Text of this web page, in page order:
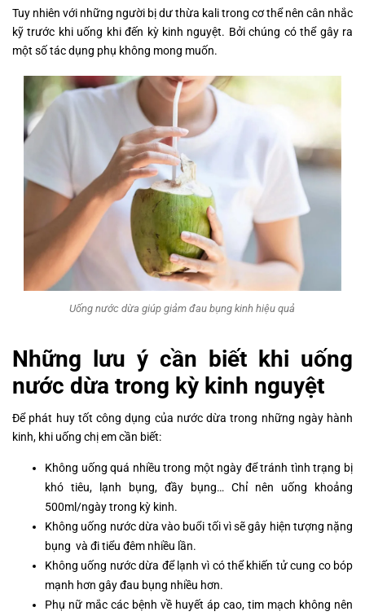
Tuy nhiên với những người bị dư thừa kali trong cơ thể nên cân nhắc
kỹ trước khi uống khi đến kỳ kinh nguyệt. Bởi chúng có thể gây ra
một số tác dụng phụ không mong muốn.
Uống nước dừa giúp giảm đau bụng kinh hiệu quả
Những lưu ý cần biết khi uống
nước dừa trong kỳ kinh nguyệt
Để phát huy tốt công dụng của nước dừa trong những ngày hành
kinh, khi uống chị em cần biết:
Không uống quá nhiều trong một ngày để tránh tình trạng bị
khó tiêu, lạnh bụng, đầy bụng… Chỉ nên uống khoảng
500ml/ngày trong kỳ kinh.
Không uống nước dừa vào buổi tối vì sẽ gây hiện tượng nặng
bụng và đi tiểu đêm nhiều lần.
Không uống nước dừa để lạnh vì có thể khiến tử cung co bóp
mạnh hơn gây đau bụng nhiều hơn.
Phụ nữ mắc các bệnh về huyết áp cao, tim mạch không nên